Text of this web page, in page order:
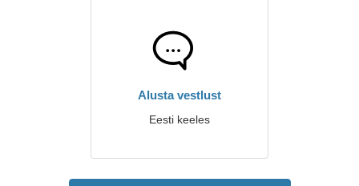
Alusta vestlust
Eesti keeles